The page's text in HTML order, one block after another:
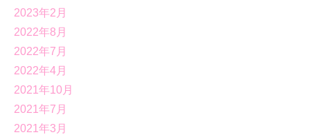
2023年2月
2022年8月
2022年7月
2022年4月
2021年10月
2021年7月
2021年3月